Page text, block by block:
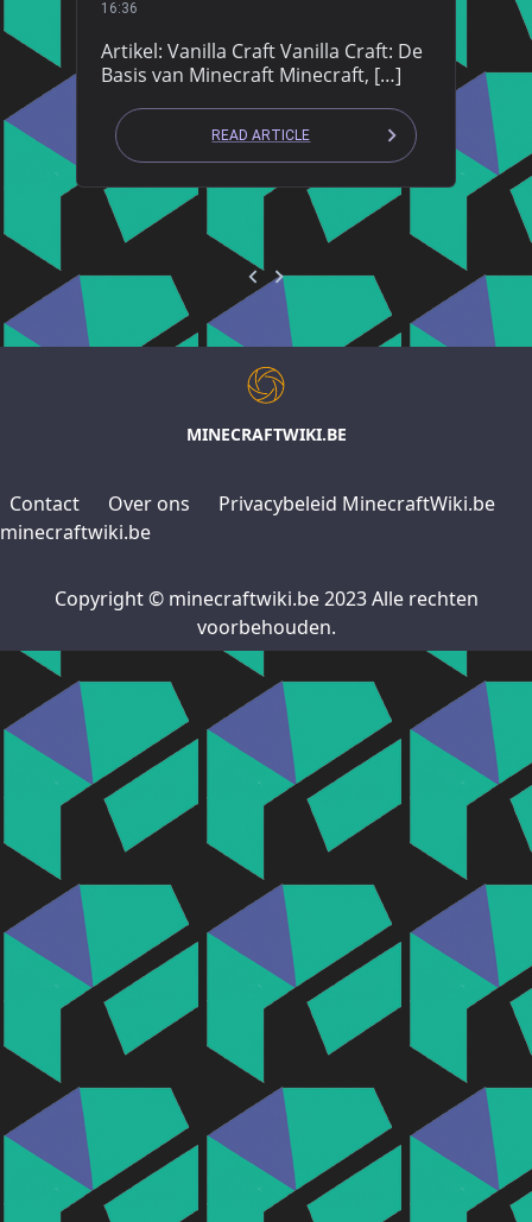
16:36
Artikel: Vanilla Craft Vanilla Craft: De
Basis van Minecraft Minecraft, […]
READ ARTICLE
MINECRAFTWIKI.BE
Contact Over ons
Privacybeleid MinecraftWiki.be
minecraftwiki.be
Copyright © minecraftwiki.be 2023 Alle rechten
voorbehouden.